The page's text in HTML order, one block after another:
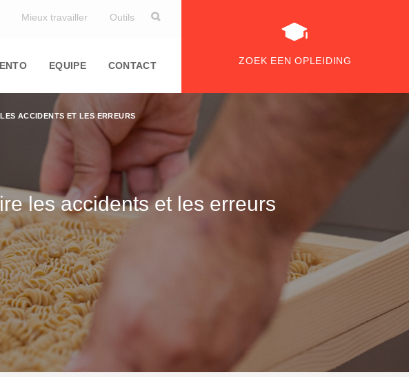
Mieux travailler Outils
EQUIPE CONTACT ZOEK EEN OPLEIDING
ACCIDENTS ET LES ERREURS
les accidents et les erreurs